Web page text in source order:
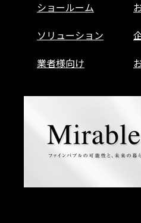
ショールーム
ソリューション
業者様向け